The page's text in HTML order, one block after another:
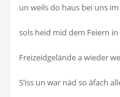
un weils do haus bei uns
sols heid mid dem Feiern
Freizeidgelände a wieder
S’iss un war näd so äfach